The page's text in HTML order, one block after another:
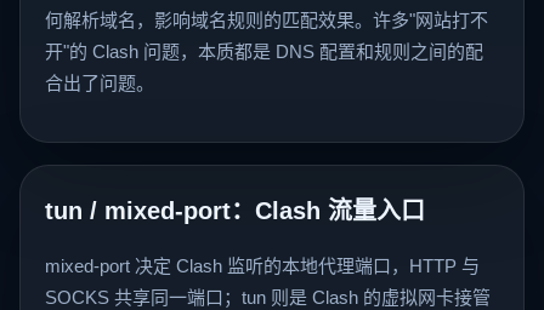
何解析域名，影响域名规则的匹配效果。许多"网站打不
开"的 Clash 问题，本质都是 DNS 配置和规则之间的配
合出了问题。
tun / mixed-port：Clash 流量入口
mixed-port 决定 Clash 监听的本地代理端口，HTTP 与
SOCKS 共享同一端口；tun 则是 Clash 的虚拟网卡接管